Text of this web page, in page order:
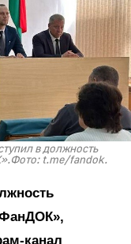
в должность
t.me/fandok.
канал